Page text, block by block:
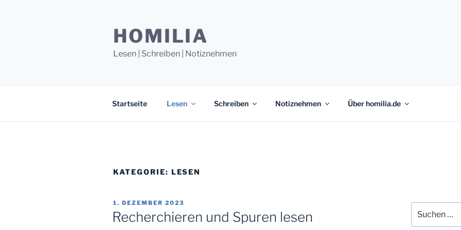
HOMILIA
Lesen | Schreiben | Notiznehmen
Startseite Lesen Schreiben Notiznehmen Über homilia.de
KATEGORIE: LESEN
VERÖFFENTLICHT
AM
1. DEZEMBER 2023
Recherchieren und Spuren lesen
nach: